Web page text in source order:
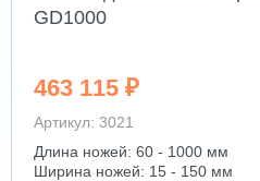
GD1000
463 115 ₽
Артикул: 3021
Длина ножей: 60 - 1000 мм
Ширина ножей: 15 - 150 мм